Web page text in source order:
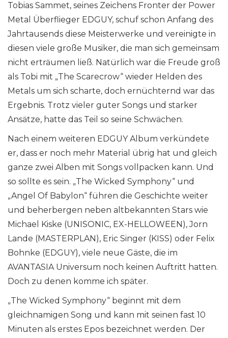
Tobias Sammet, seines Zeichens Fronter der Power
Metal Überflieger EDGUY, schuf schon Anfang des
Jahrtausends diese Meisterwerke und vereinigte in
diesen viele große Musiker, die man sich gemeinsam
nicht erträumen ließ. Natürlich war die Freude groß
als Tobi mit „The Scarecrow“ wieder Helden des
Metals um sich scharte, doch ernüchternd war das
Ergebnis. Trotz vieler guter Songs und starker
Ansätze, hatte das Teil so seine Schwächen.
Nach einem weiteren EDGUY Album verkündete
er, dass er noch mehr Material übrig hat und gleich
ganze zwei Alben mit Songs vollpacken kann. Und
so sollte es sein. „The Wicked Symphony“ und
„Angel Of Babylon“ führen die Geschichte weiter
und beherbergen neben altbekannten Stars wie
Michael Kiske (UNISONIC, EX-HELLOWEEN), Jorn
Lande (MASTERPLAN), Eric Singer (KISS) oder Felix
Bohnke (EDGUY), viele neue Gäste, die im
AVANTASIA Universum noch keinen Auftritt hatten.
Doch zu denen komme ich später.
„The Wicked Symphony“ beginnt mit dem
gleichnamigen Song und kann mit seinen fast 10
Minuten als erstes Epos bezeichnet werden. Der